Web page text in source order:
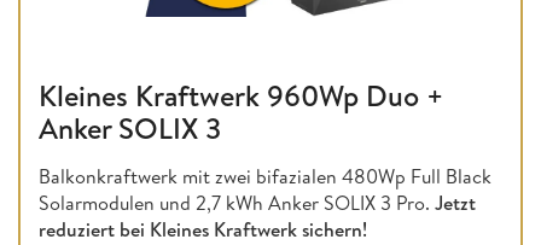
Kleines Kraftwerk 960Wp Duo +
Anker SOLIX 3
Balkonkraftwerk mit zwei bifazialen 480Wp Full Black
Solarmodulen und 2,7 kWh Anker SOLIX 3 Pro. Jetzt
reduziert bei Kleines Kraftwerk sichern!